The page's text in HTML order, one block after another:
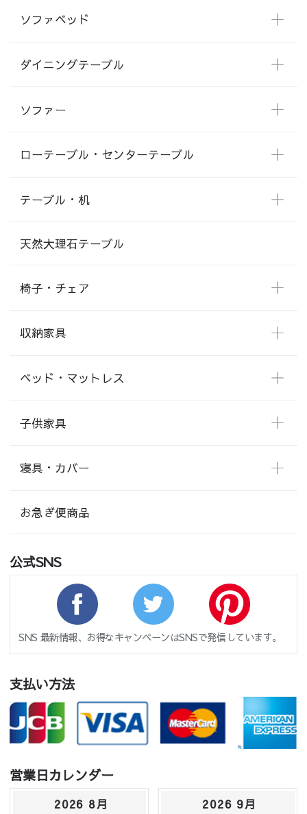
ソファベッド
ダイニングテーブル
ソファー
ローテーブル・センターテーブル
テーブル・机
天然大理石テーブル
椅子・チェア
収納家具
ベッド・マットレス
子供家具
寝具・カバー
お急ぎ便商品
公式SNS
SNS 最新情報、お得なキャンペーンはSNSで発信しています。
支払い方法
営業日カレンダー
2026 8月 2026 9月